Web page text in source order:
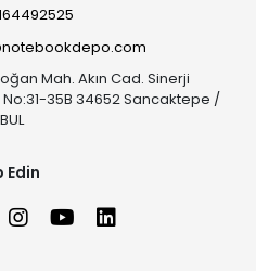
Mah. Akın Cad. Sinerji
35B 34652 Sancaktepe /
Edin